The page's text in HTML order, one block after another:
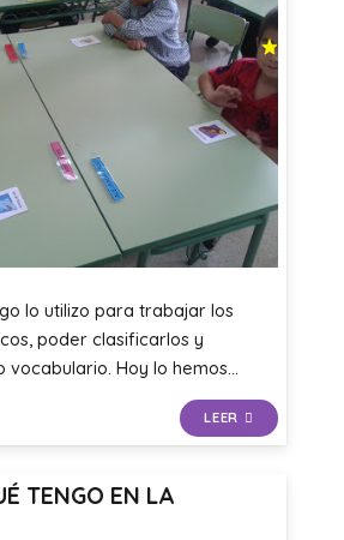
lo utilizo para trabajar los
poder clasificarlos y
vocabulario. Hoy lo hemos…
LEER
TENGO EN LA